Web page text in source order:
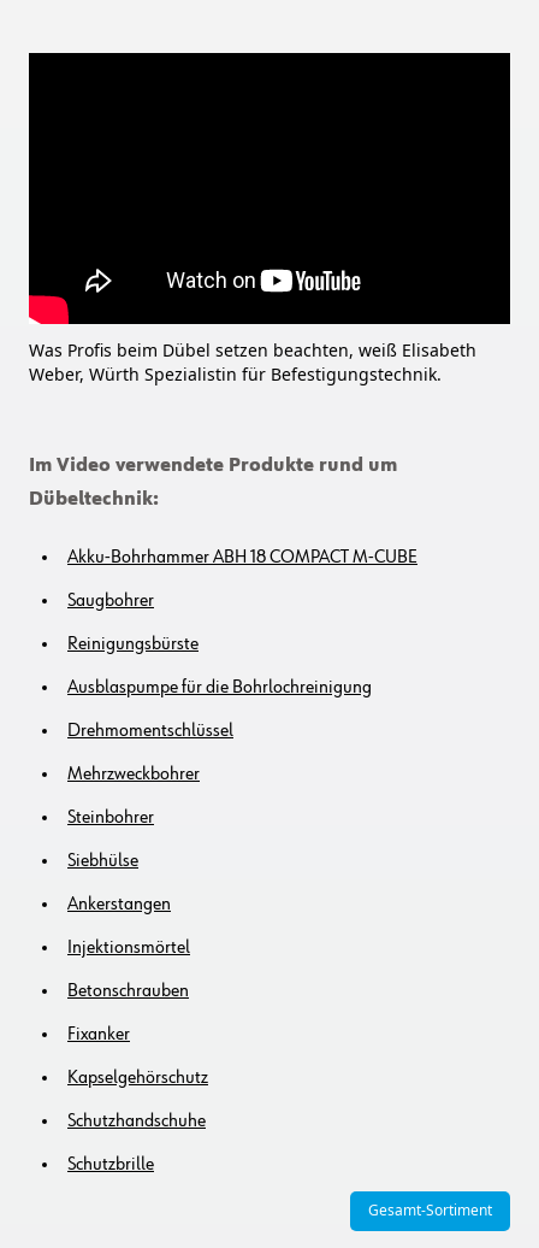
Was Profis beim Dübel setzen beachten, weiß Elisabeth
Weber, Würth Spezialistin für Befestigungstechnik.
Im Video verwendete Produkte rund um
Dübeltechnik:
Akku-Bohrhammer ABH 18 COMPACT M-CUBE
Saugbohrer
Reinigungsbürste
Ausblaspumpe für die Bohrlochreinigung
Drehmomentschlüssel
Mehrzweckbohrer
Steinbohrer
Siebhülse
Ankerstangen
Injektionsmörtel
Betonschrauben
Fixanker
Kapselgehörschutz
Schutzhandschuhe
Schutzbrille
Gesamt-Sortiment